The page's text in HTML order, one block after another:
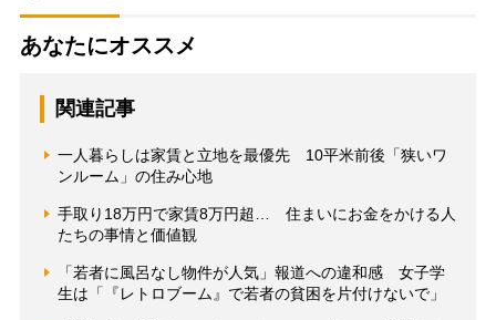
あなたにオススメ
関連記事
一人暮らしは家賃と立地を最優先 10平米前後「狭いワ
ンルーム」の住み心地
手取り18万円で家賃8万円超… 住まいにお金をかける人
たちの事情と価値観
「若者に風呂なし物件が人気」報道への違和感 女子学
生は「『レトロブーム』で若者の貧困を片付けないで」